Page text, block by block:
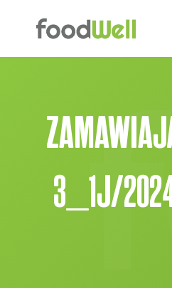
3_1J/2024